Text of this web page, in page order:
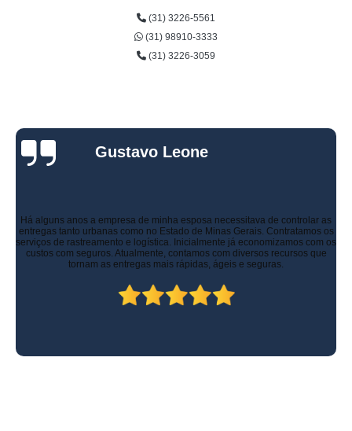
(31) 3226-5561
(31) 98910-3333
(31) 3226-3059
Gustavo Leone
Há alguns anos a empresa de minha esposa necessitava de controlar as
entregas tanto urbanas como no Estado de Minas Gerais. Contratamos os
serviços de rastreamento e logística. Inicialmente já economizamos com os
custos com seguros. Atualmente, contamos com diversos recursos que
tornam as entregas mais rápidas, ágeis e seguras.